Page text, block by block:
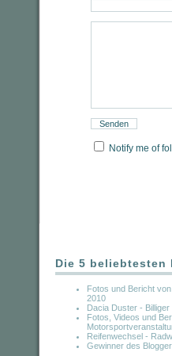
Notify me of
Die 5 beliebtesten
Fotos und Bericht
2010
Dacia Duster - Billiger
Fotos, Videos und
Reifenwechsel -
Gewinner des